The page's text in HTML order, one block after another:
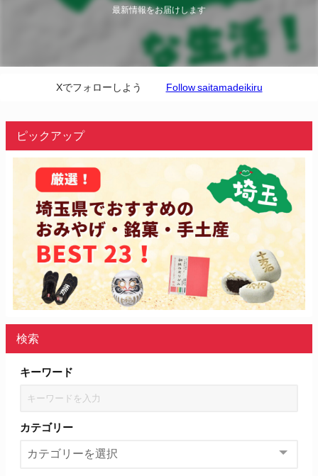
最新情報をお届けします
Xでフォローしよう Follow saitamadeikiru
ピックアップ
検索
キーワード
カテゴリー